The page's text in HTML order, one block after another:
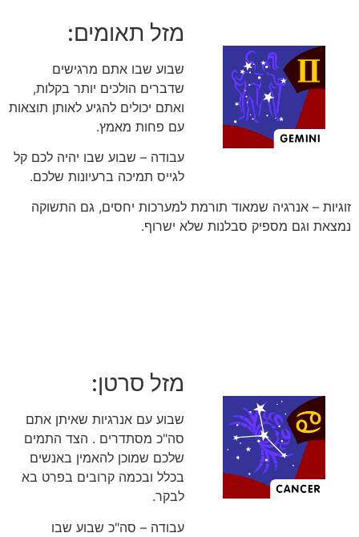
מזל תאומים:
שבוע שבו אתם מרגישים
שדברים הולכים יותר בקלות,
ואתם יכולים להגיע לאותן תוצאות
עם פחות מאמץ.
עבודה – שבוע שבו יהיה לכם קל
לגייס תמיכה ברעיונות שלכם.
זוגיות – אנרגיה שמאוד תורמת למערכות יחסים, גם התשוקה
נמצאת וגם מספיק סבלנות שלא ישרוף.
מזל סרטן:
שבוע עם אנרגיות שאיתן אתם
סה"כ מסתדרים . הצד התמים
שלכם שמוכן להאמין באנשים
בכלל ובכמה קרובים בפרט בא
לבקר.
עבודה – סה"כ שבוע שבו